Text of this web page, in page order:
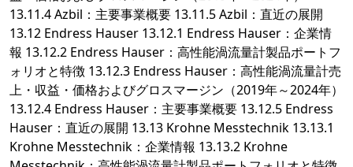
13.11.4 Azbil：主要事業概要 13.11.5 Azbil：直近の展開
13.12 Endress Hauser 13.12.1 Endress Hauser：企業情
報 13.12.2 Endress Hauser：高性能渦流量計製品ポートフ
ォリオと特徴 13.12.3 Endress Hauser：高性能渦流量計売
上・収益・価格およびグロスマージン（2019年～2024年）
13.12.4 Endress Hauser：主要事業概要 13.12.5 Endress
Hauser：直近の展開 13.13 Krohne Messtechnik 13.13.1
Krohne Messtechnik：企業情報 13.13.2 Krohne